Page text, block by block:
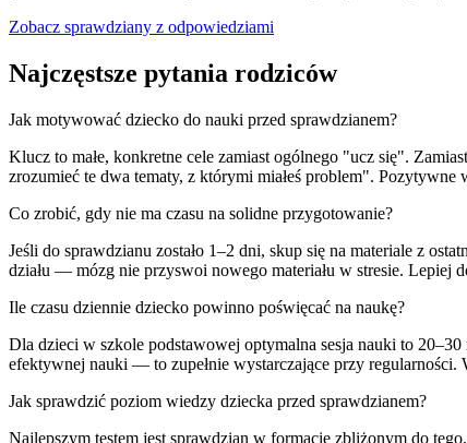
Zobacz sprawdziany z odpowiedziami
Najczęstsze pytania rodziców
Jak motywować dziecko do nauki przed sprawdzianem?
Klucz to małe, konkretne cele zamiast ogólnego "ucz się".
zrozumieć te dwa tematy, z którymi miałeś problem".
Co zrobić, gdy nie ma czasu na solidne przygotowanie?
Jeśli do sprawdzianu zostało 1–2 dni, skup się na materiale z
działu — mózg nie przyswoi nowego materiału w stresie. Lepiej
Ile czasu dziennie dziecko powinno poświęcać na naukę?
Dla dzieci w szkole podstawowej optymalna sesja nauki to
efektywnej nauki — to zupełnie wystarczające przy regularności.
Jak sprawdzić poziom wiedzy dziecka przed sprawdzianem?
Najlepszym testem jest sprawdzian w formacie zbliżonym do